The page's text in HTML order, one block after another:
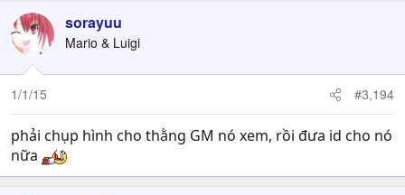
sorayuu
Mario & Luigi
1/1/15 #3,194
phải chụp hình cho thằng GM nó xem, rồi đưa id cho nó
nữa